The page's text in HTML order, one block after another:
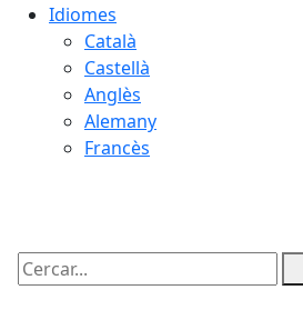
Idiomes
Català
Castellà
Anglès
Alemany
Francès
Cercar: